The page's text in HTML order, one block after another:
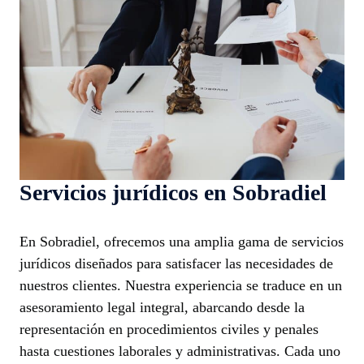
Servicios jurídicos en Sobradiel
En Sobradiel, ofrecemos una amplia gama de servicios
jurídicos diseñados para satisfacer las necesidades de
nuestros clientes. Nuestra experiencia se traduce en un
asesoramiento legal integral, abarcando desde la
representación en procedimientos civiles y penales
hasta cuestiones laborales y administrativas. Cada uno